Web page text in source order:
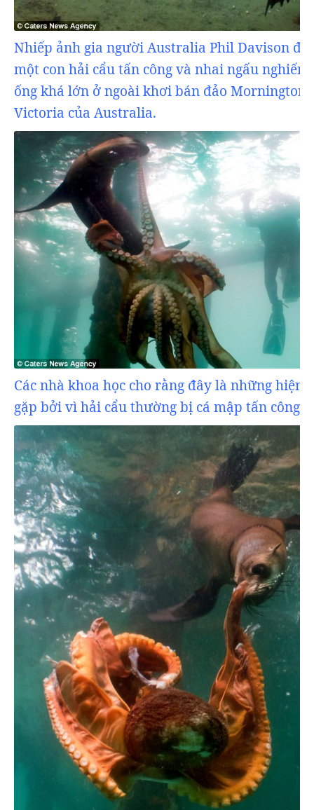
Nhiếp ảnh gia người Australia Phil Davison đã
một con hải cẩu tấn công và nhai ngấu nghiến
ống khá lớn ở ngoài khơi bán đảo Mornington
Victoria của Australia.
Các nhà khoa học cho rằng đây là những hiện
gặp bởi vì hải cẩu thường bị cá mập tấn công....